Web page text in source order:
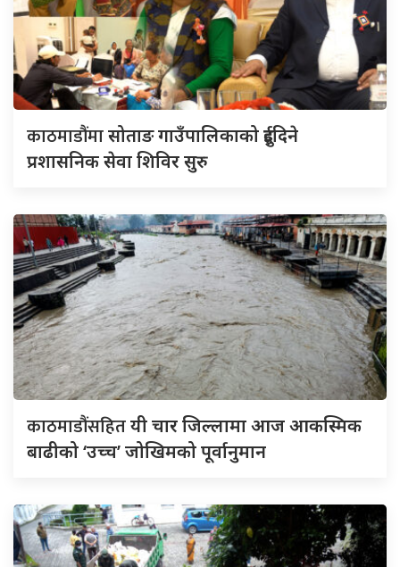
काठमाडौंमासोताङ गाउँपालिकाको दुईदिने
प्रशासनिक सेवा शिविर सुरु
काठमाडौंसहितयी चार जिल्लामा आज आकस्मिक
बाढीको ‘उच्च’ जोखिमको पूर्वानुमान